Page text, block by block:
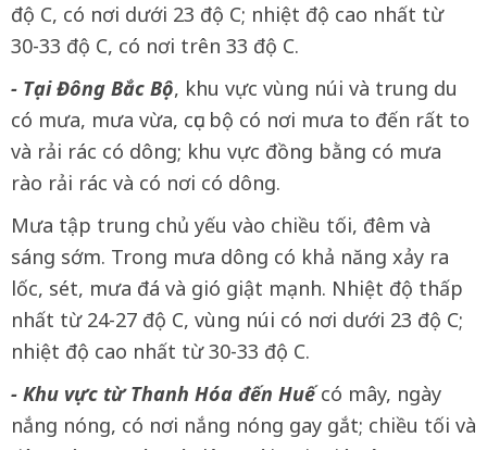
độ C, có nơi dưới 23 độ C; nhiệt độ cao nhất từ
30-33 độ C, có nơi trên 33 độ C.
- Tại Đông Bắc Bộ, khu vực vùng núi và trung du
có mưa, mưa vừa, cục bộ có nơi mưa to đến rất to
và rải rác có dông; khu vực đồng bằng có mưa
rào rải rác và có nơi có dông.
Mưa tập trung chủ yếu vào chiều tối, đêm và
sáng sớm. Trong mưa dông có khả năng xảy ra
lốc, sét, mưa đá và gió giật mạnh. Nhiệt độ thấp
nhất từ 24-27 độ C, vùng núi có nơi dưới 23 độ C;
nhiệt độ cao nhất từ 30-33 độ C.
- Khu vực từ Thanh Hóa đến Huếcó mây, ngày
nắng nóng, có nơi nắng nóng gay gắt; chiều tối và